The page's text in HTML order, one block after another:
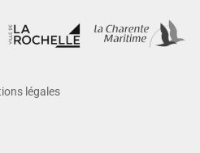
légales